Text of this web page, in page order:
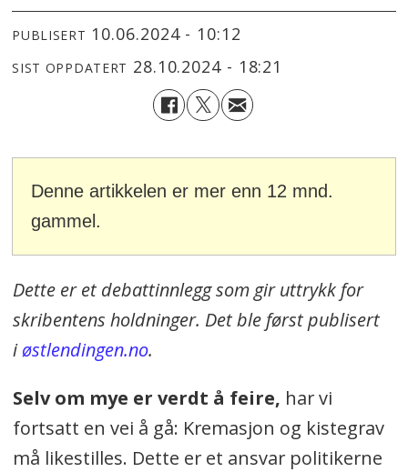
PUBLISERT 10.06.2024 - 10:12
SIST OPPDATERT 28.10.2024 - 18:21
Denne artikkelen er mer enn 12 mnd.
gammel.
Dette er et debattinnlegg som gir uttrykk for
skribentens holdninger. Det ble først publisert
iøstlendingen.no.
Selv om mye er verdt å feire, har vi
fortsatt en vei å gå: Kremasjon og kistegrav
må likestilles. Dette er et ansvar politikerne